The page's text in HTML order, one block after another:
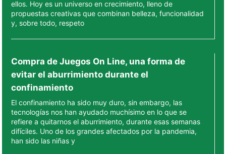
ellos. Hoy es un universo en crecimiento, lleno de
propuestas creativas que combinan belleza, funcionalidad
y, sobre todo, respeto
Compra de Juegos On Line, una forma de
evitar el aburrimiento durante el
confinamiento
El confinamiento ha sido muy duro, sin embargo, las
tecnologías nos han ayudado muchísimo en lo que se
refiere a quitarnos el aburrimiento, durante esas semanas
difíciles. Uno de los grandes afectados por la pandemia,
han sido las niñas y